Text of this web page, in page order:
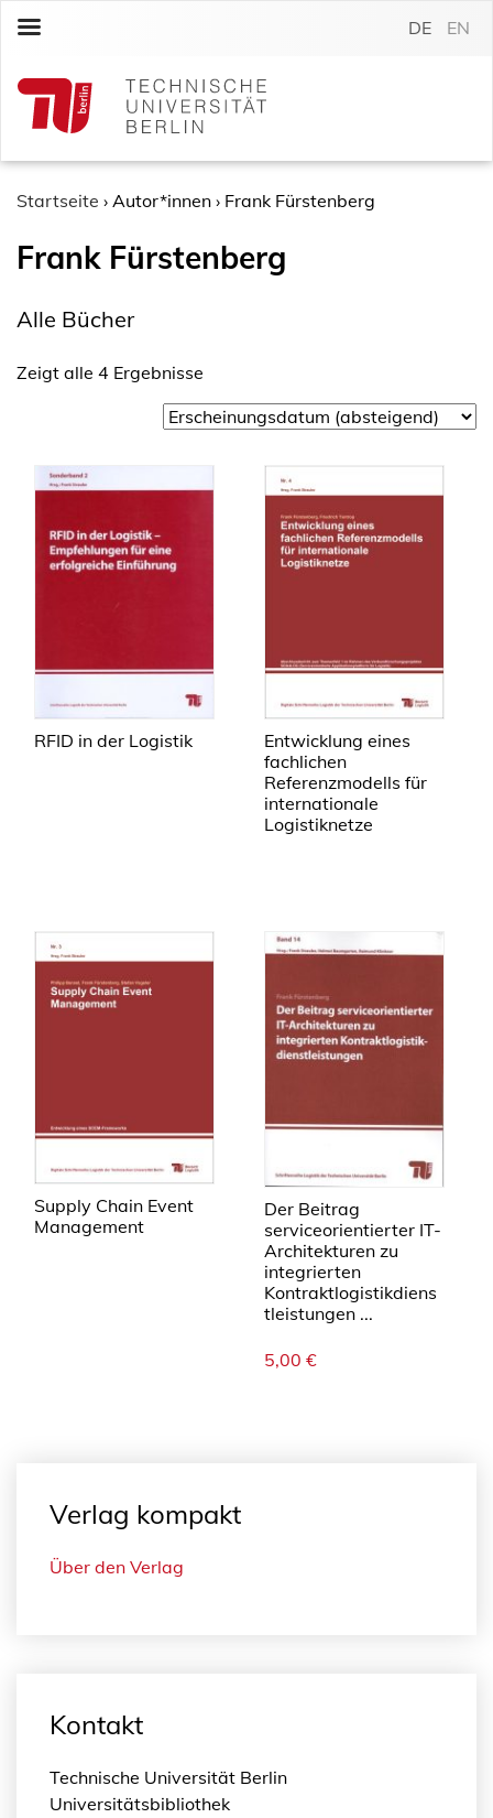
c
DE EN
Startseite › Autor*innen › Frank Fürstenberg
Frank Fürstenberg
Alle Bücher
Zeigt alle 4 Ergebnisse
RFID in der Logistik
Entwicklung eines
fachlichen
Referenzmodells für
internationale
Logistiknetze
Supply Chain Event
Management
Der Beitrag
serviceorientierter IT-
Architekturen zu
integrierten
Kontraktlogistikdiens
tleistungen ...
5,00 €
Verlag kompakt
Über den Verlag
Kontakt
Technische Universität Berlin
Universitätsbibliothek